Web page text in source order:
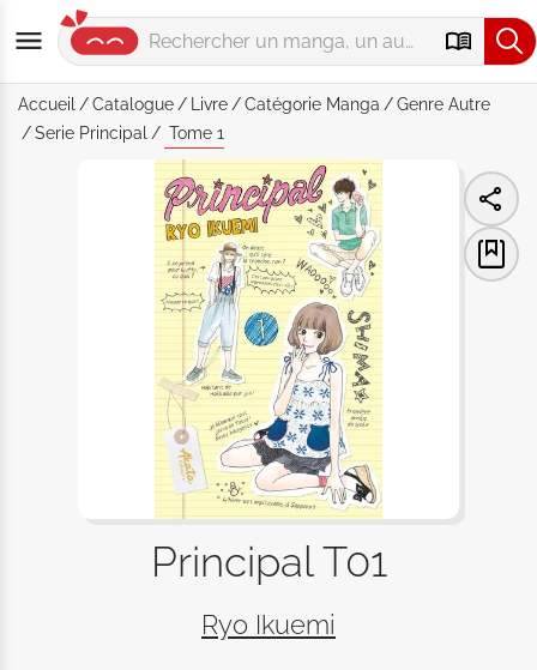
Accueil Catalogue Livre Catégorie Manga Genre Autre
Serie Principal Tome 1
Principal T01
Ryo Ikuemi